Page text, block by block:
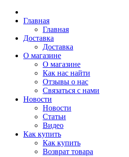
Главная
Главная
Доставка
Доставка
О магазине
О магазине
Как нас найти
Отзывы о нас
Связаться с нами
Новости
Новости
Статьи
Видео
Как купить
Как купить
Возврат товара